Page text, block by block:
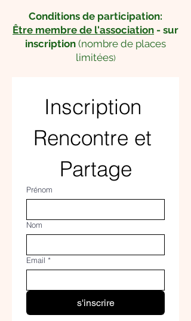
Conditions de participation:
Être membre de l'association - sur
inscription (nombre de places
limitées)
Inscription
Rencontre et
Partage
Prénom
Nom
Email *
s'inscrire